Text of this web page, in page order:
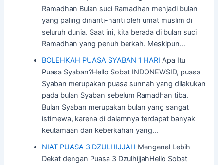
Ramadhan Bulan suci Ramadhan menjadi bulan
yang paling dinanti-nanti oleh umat muslim di
seluruh dunia. Saat ini, kita berada di bulan suci
Ramadhan yang penuh berkah. Meskipun…
BOLEHKAH PUASA SYABAN 1 HARI Apa Itu
Puasa Syaban?Hello Sobat INDONEWSID, puasa
Syaban merupakan puasa sunnah yang dilakukan
pada bulan Syaban sebelum Ramadhan tiba.
Bulan Syaban merupakan bulan yang sangat
istimewa, karena di dalamnya terdapat banyak
keutamaan dan keberkahan yang…
NIAT PUASA 3 DZULHIJJAH Mengenal Lebih
Dekat dengan Puasa 3 DzulhijjahHello Sobat